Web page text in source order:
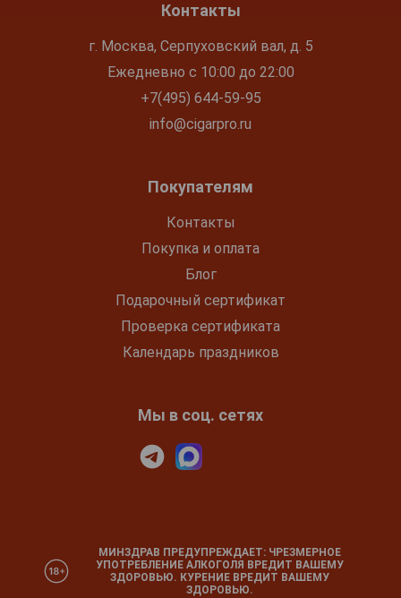
Контакты
г. Москва, Серпуховский вал, д. 5
Ежедневно с 10:00 до 22:00
+7(495) 644-59-95
info@cigarpro.ru
Покупателям
Контакты
Покупка и оплата
Блог
Подарочный сертификат
Проверка сертификата
Календарь праздников
Мы в соц. сетях
МИНЗДРАВ ПРЕДУПРЕЖДАЕТ: ЧРЕЗМЕРНОЕ
УПОТРЕБЛЕНИЕ АЛКОГОЛЯ ВРЕДИТ ВАШЕМУ
ЗДОРОВЬЮ. КУРЕНИЕ ВРЕДИТ ВАШЕМУ
ЗДОРОВЬЮ.